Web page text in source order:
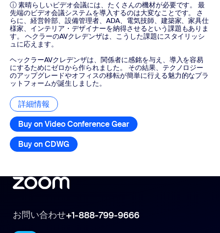
ⓘ 素晴らしいビデオ会議には、たくさんの機材が必要です。 最
先端のビデオ会議システムを導入するのは大変なことです。 さ
らに、経営幹部、設備管理者、ADA、電気技師、建築家、家具仕
様家、インテリア・デザイナーを納得させるという課題もありま
す。 ヘクラーのAVクレデンザは、こうした課題にスタイリッシ
ュに応えます。
ヘックラーAVクレデンザは、関係者に感銘を与え、導入を容易
にするためにゼロから作られました。 その結果、テクノロジー
のアップグレードやオフィスの移転が簡単に行える魅力的なプラ
ットフォームが誕生しました。
詳細情報 詳細情報
Buy on Video Conference Gear
Buy on CDWG
お問い合わせ+1-888-799-9666